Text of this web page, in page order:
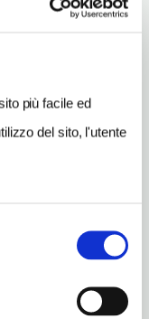
più facile ed
del sito, l'utente